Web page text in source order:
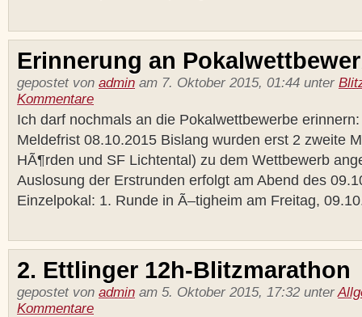
Erinnerung an
gepostet von admin am 7. Oktober 2015, 01:44 unter
Kommentare
Ich darf nochmals an die Pokalwettbewerbe
Meldefrist 08.10.2015 Bislang wurden erst 2 zweite
HÃ¶rden und SF Lichtental) zu dem Wettbewerb
Auslosung der Erstrunden erfolgt am Abend des
Einzelpokal: 1. Runde in Ã–tigheim am Freitag,
2. Ettlinger 12h-Blitzmarathon
gepostet von admin am 5. Oktober 2015, 17:32 unter
Kommentare